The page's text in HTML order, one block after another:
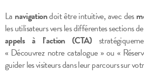
La navigationdoit être intuitive, avec des
les utilisateurs vers les différentes sections
appels à l’action (CTA)
« Découvrez notre catalogue » ou «
guider les visiteurs dans leur parcours sur